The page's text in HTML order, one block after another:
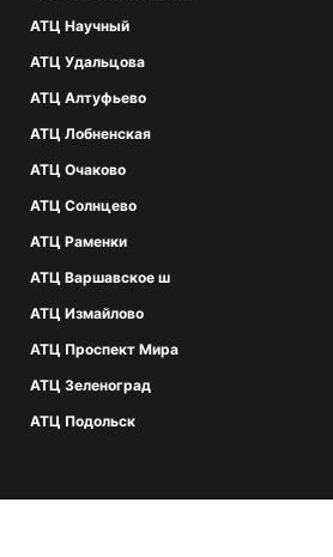
АТЦ Научный
АТЦ Удальцова
АТЦ Алтуфьево
АТЦ Лобненская
АТЦ Очаково
АТЦ Солнцево
АТЦ Раменки
АТЦ Варшавское ш
АТЦ Измайлово
АТЦ Проспект Мира
АТЦ Зеленоград
АТЦ Подольск